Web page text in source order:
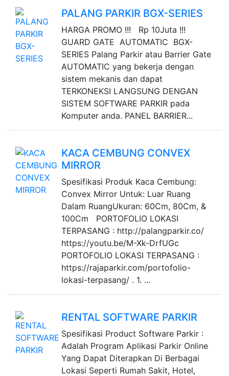
PALANG PARKIR BGX-SERIES
HARGA PROMO !!! Rp 10Juta !!!
GUARD GATE AUTOMATIC BGX-
SERIES Palang Parkir atau Barrier Gate
AUTOMATIC yang bekerja dengan
sistem mekanis dan dapat
TERKONEKSI LANGSUNG DENGAN
SISTEM SOFTWARE PARKIR pada
Komputer anda. PANEL BARRIER...
KACA CEMBUNG CONVEX
MIRROR
Spesifikasi Produk Kaca Cembung:
Convex Mirror Untuk: Luar Ruang
Dalam RuangUkuran: 60Cm, 80Cm, &
100Cm PORTOFOLIO LOKASI
TERPASANG : http://palangparkir.co/
https://youtu.be/M-Xk-DrfUGc
PORTOFOLIO LOKASI TERPASANG :
https://rajaparkir.com/portofolio-
lokasi-terpasang/ . 1. ...
RENTAL SOFTWARE PARKIR
Spesifikasi Product Software Parkir :
Adalah Program Aplikasi Parkir Online
Yang Dapat Diterapkan Di Berbagai
Lokasi Seperti Rumah Sakit, Hotel,